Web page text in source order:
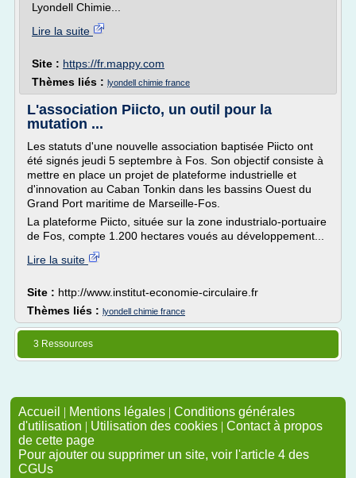
Lyondell Chimie...
Lire la suite
Site : https://fr.mappy.com
Thèmes liés : lyondell chimie france
L'association Piicto, un outil pour la
mutation ...
Les statuts d'une nouvelle association baptisée Piicto ont
été signés jeudi 5 septembre à Fos. Son objectif consiste à
mettre en place un projet de plateforme industrielle et
d'innovation au Caban Tonkin dans les bassins Ouest du
Grand Port maritime de Marseille-Fos.
La plateforme Piicto, située sur la zone industrialo-portuaire
de Fos, compte 1.200 hectares voués au développement...
Lire la suite
Site : http://www.institut-economie-circulaire.fr
Thèmes liés : lyondell chimie france
3 Ressources
Accueil | Mentions légales | Conditions générales
d'utilisation | Utilisation des cookies | Contact à propos
de cette page
Pour ajouter ou supprimer un site, voir l'article 4 des
CGUs